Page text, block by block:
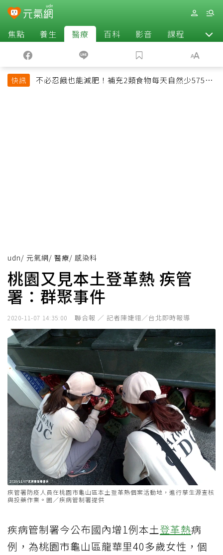
焦點 養生 醫療 百科 影音 課程 退休
快訊
不必忍餓也能減肥！補充2類食物每天自然少575大
udn/ 元氣網/ 醫療/ 感染科
桃園又見本土登革熱 疾管
署：群聚事件
2020-11-07 14:35:00 聯合報 ／ 記者陳婕翎／台北即時報導
疾管署防疫人員在桃園市龜山區本土登革熱個案活動地，進行孳生源查核
與投藥作業。圖／疾病管制署提供
疾病管制署今公布國內增1例本土登革熱病
例，為桃園市龜山區龍華里40多歲女性，個